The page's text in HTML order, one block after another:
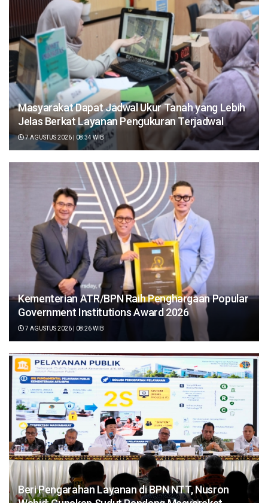
Masyarakat Dapat Jadwal Ukur Tanah yang Lebih
Jelas Berkat Layanan Pengukuran Terjadwal
7 AGUSTUS 2026 | 08:34 WIB
Kementerian ATR/BPN Raih Penghargaan Popular
Government Institutions Award 2026
7 AGUSTUS 2026 | 08:26 WIB
Beri Pengarahan Layanan di BPN NTT, Nusron